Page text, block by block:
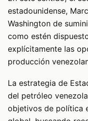
estadounidense,
Washington de
como estén
explícitamente las
producción
La estrategia de
del petróleo
objetivos de política